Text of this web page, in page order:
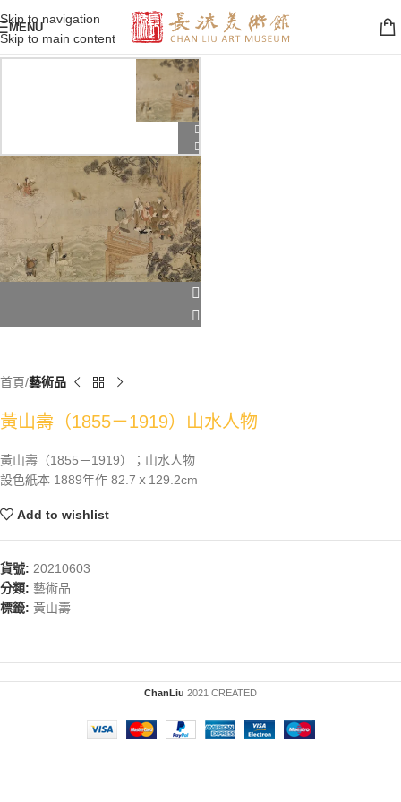
Skip to navigation
Skip to main content
MENU
首頁 藝術品
黃山壽（1855－1919）山水人物
黃山壽（1855－1919）；山水人物
設色紙本 1889年作 82.7ｘ129.2cm
Add to wishlist
貨號: 20210603
分類: 藝術品
標籤: 黃山壽
ChanLiu 2021 CREATED